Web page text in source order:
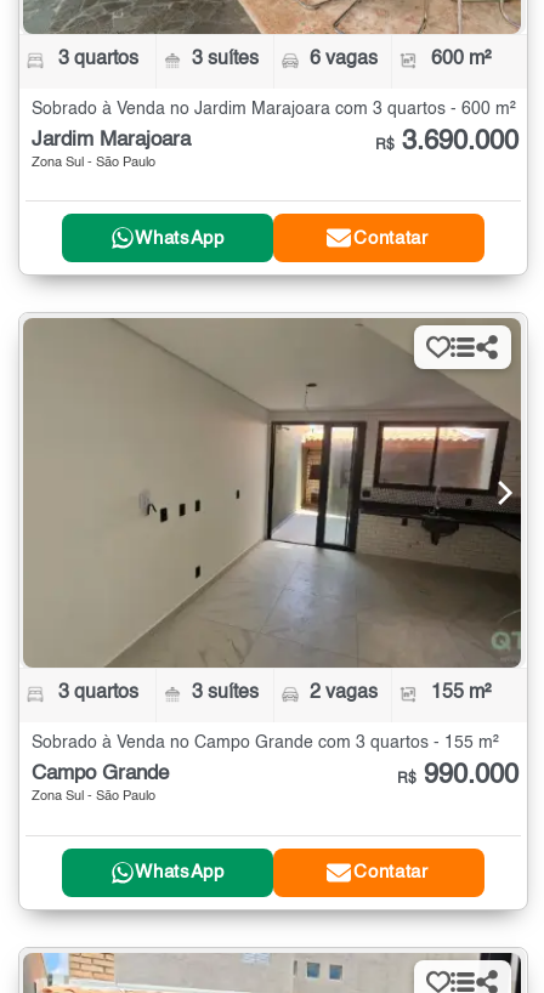
3 quartos 3 suítes 6 vagas 600 m²
Sobrado à Venda no Jardim Marajoara com 3 quartos - 600 m²
Jardim Marajoara
Zona Sul - São Paulo
R$ 3.690.000
WhatsApp Contatar
3 quartos 3 suítes 2 vagas 155 m²
Sobrado à Venda no Campo Grande com 3 quartos - 155 m²
Campo Grande
Zona Sul - São Paulo
R$ 990.000
WhatsApp Contatar